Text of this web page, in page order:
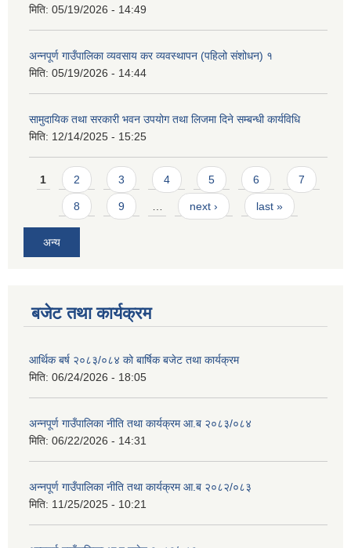
मिति: 05/19/2026 - 14:49
अन्नपूर्ण गाउँपालिका व्यवसाय कर व्यवस्थापन (पहिलो संशोधन) १
मिति: 05/19/2026 - 14:44
सामुदायिक तथा सरकारी भवन उपयोग तथा लिजमा दिने सम्बन्धी कार्यविधि
मिति: 12/14/2025 - 15:25
Pages
1 2 3 4 5 6 7
8 9 next › last »
अन्य
बजेट तथा कार्यक्रम
आर्थिक बर्ष २०८३/०८४ को बार्षिक बजेट तथा कार्यक्रम
मिति: 06/24/2026 - 18:05
अन्नपूर्ण गाउँपालिका नीति तथा कार्यक्रम आ.ब २०८३/०८४
मिति: 06/22/2026 - 14:31
अन्नपूर्ण गाउँपालिका नीति तथा कार्यक्रम आ.ब २०८२/०८३
मिति: 11/25/2025 - 10:21